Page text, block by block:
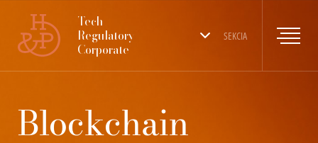
SEKCIA
Tech
Regulatory
Corporate
Blockchain